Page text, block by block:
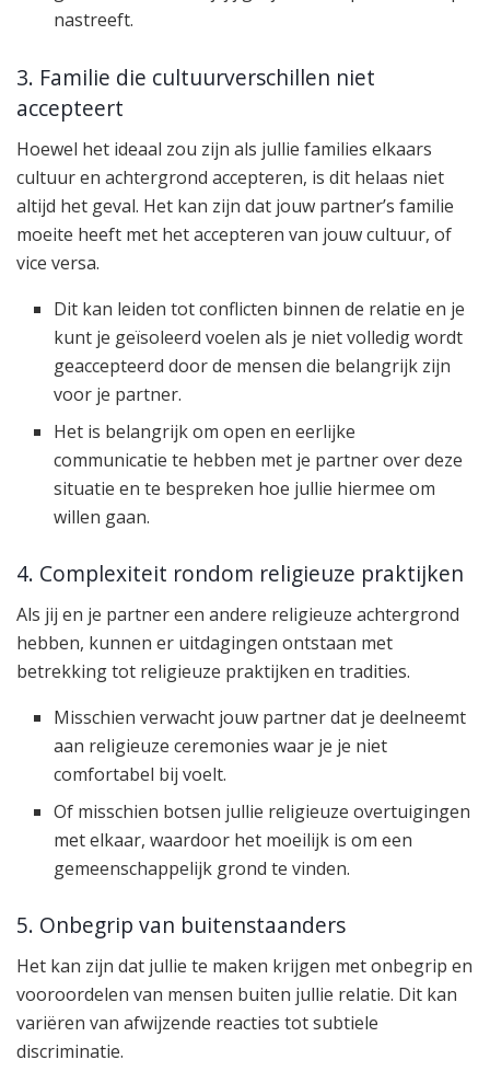
nastreeft.
3. Familie die cultuurverschillen niet
accepteert
Hoewel het ideaal zou zijn als jullie families elkaars
cultuur en achtergrond accepteren, is dit helaas niet
altijd het geval. Het kan zijn dat jouw partner’s familie
moeite heeft met het accepteren van jouw cultuur, of
vice versa.
Dit kan leiden tot conflicten binnen de relatie en je
kunt je geïsoleerd voelen als je niet volledig wordt
geaccepteerd door de mensen die belangrijk zijn
voor je partner.
Het is belangrijk om open en eerlijke
communicatie te hebben met je partner over deze
situatie en te bespreken hoe jullie hiermee om
willen gaan.
4. Complexiteit rondom religieuze praktijken
Als jij en je partner een andere religieuze achtergrond
hebben, kunnen er uitdagingen ontstaan met
betrekking tot religieuze praktijken en tradities.
Misschien verwacht jouw partner dat je deelneemt
aan religieuze ceremonies waar je je niet
comfortabel bij voelt.
Of misschien botsen jullie religieuze overtuigingen
met elkaar, waardoor het moeilijk is om een
gemeenschappelijk grond te vinden.
5. Onbegrip van buitenstaanders
Het kan zijn dat jullie te maken krijgen met onbegrip en
vooroordelen van mensen buiten jullie relatie. Dit kan
variëren van afwijzende reacties tot subtiele
discriminatie.